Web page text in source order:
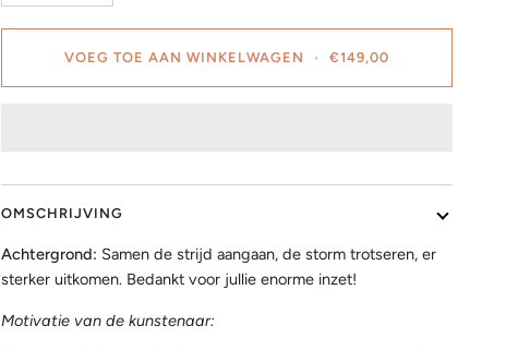
VOEG TOE AAN WINKELWAGEN • €149,00
OMSCHRIJVING
Achtergrond: Samen de strijd aangaan, de storm trotseren, er
sterker uitkomen. Bedankt voor jullie enorme inzet!
Motivatie van de kunstenaar: